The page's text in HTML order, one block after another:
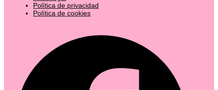
Política de privacidad
Política de cookies